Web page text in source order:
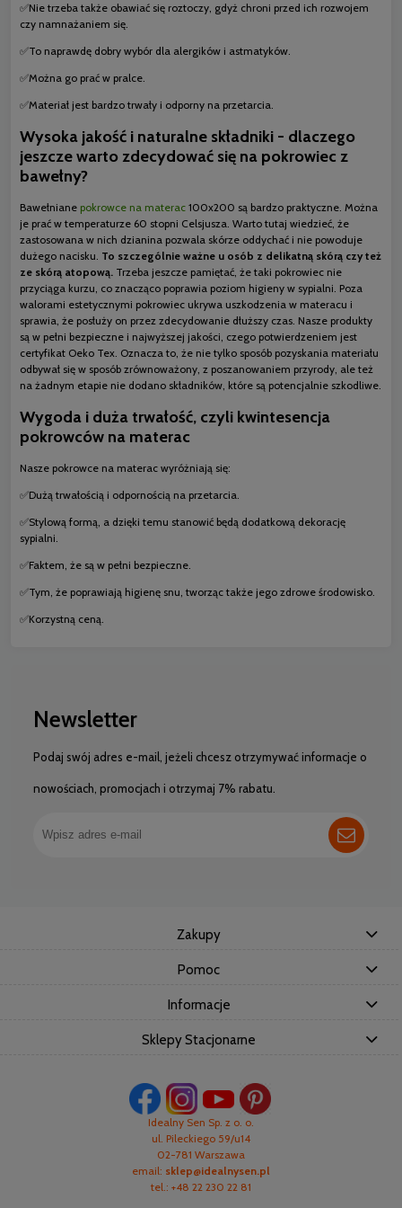
✅Nie trzeba także obawiać się roztoczy, gdyż chroni przed ich rozwojem
czy namnażaniem się.
✅To naprawdę dobry wybór dla alergików i astmatyków.
✅Można go prać w pralce.
✅Materiał jest bardzo trwały i odporny na przetarcia.
Wysoka jakość i naturalne składniki - dlaczego
jeszcze warto zdecydować się na pokrowiec z
bawełny?
Bawełniane pokrowce na materac 100x200 są bardzo praktyczne. Można
je prać w temperaturze 60 stopni Celsjusza. Warto tutaj wiedzieć, że
zastosowana w nich dzianina pozwala skórze oddychać i nie powoduje
dużego nacisku. To szczególnie ważne u osób z delikatną skórą czy też
ze skórą atopową. Trzeba jeszcze pamiętać, że taki pokrowiec nie
przyciąga kurzu, co znacząco poprawia poziom higieny w sypialni. Poza
walorami estetycznymi pokrowiec ukrywa uszkodzenia w materacu i
sprawia, że posłuży on przez zdecydowanie dłuższy czas. Nasze produkty
są w pełni bezpieczne i najwyższej jakości, czego potwierdzeniem jest
certyfikat Oeko Tex. Oznacza to, że nie tylko sposób pozyskania materiału
odbywał się w sposób zrównoważony, z poszanowaniem przyrody, ale też
na żadnym etapie nie dodano składników, które są potencjalnie szkodliwe.
Wygoda i duża trwałość, czyli kwintesencja
pokrowców na materac
Nasze pokrowce na materac wyróżniają się:
✅Dużą trwałością i odpornością na przetarcia.
✅Stylową formą, a dzięki temu stanowić będą dodatkową dekorację
sypialni.
✅Faktem, że są w pełni bezpieczne.
✅Tym, że poprawiają higienę snu, tworząc także jego zdrowe środowisko.
✅Korzystną ceną.
Newsletter
Podaj swój adres e-mail, jeżeli chcesz otrzymywać informacje o
nowościach, promocjach i otrzymaj 7% rabatu.
Zakupy
Pomoc
Informacje
Sklepy Stacjonarne
Idealny Sen Sp. z o. o.
ul. Pileckiego 59/u14
02-781 Warszawa
email: sklep@idealnysen.pl
tel.: +48 22 230 22 81